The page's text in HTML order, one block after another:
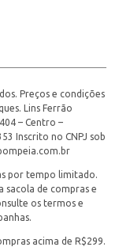
Preços e condições
Lins Ferrão
– Centro –
Inscrito no CNPJ sob
por tempo limitado.
sacola de compras e
os termos e
acima de R$299.